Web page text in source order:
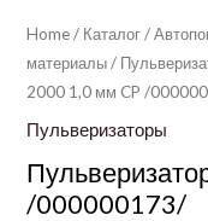
Home/ Каталог/
материалы/
2000 1,0 мм CP /
Пульверизаторы
/000000173/